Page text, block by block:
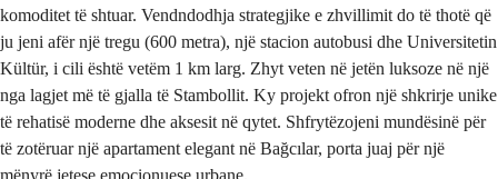
komoditet të shtuar. Vendndodhja strategjike e zhvillimit do të thotë që
ju jeni afër një tregu (600 metra), një stacion autobusi dhe Universitetin
Kültür, i cili është vetëm 1 km larg. Zhyt veten në jetën luksoze në një
nga lagjet më të gjalla të Stambollit. Ky projekt ofron një shkrirje unike
të rehatisë moderne dhe aksesit në qytet. Shfrytëzojeni mundësinë për
të zotëruar një apartament elegant në Bağcılar, porta juaj për një
mënyrë jetese emocionuese urbane.